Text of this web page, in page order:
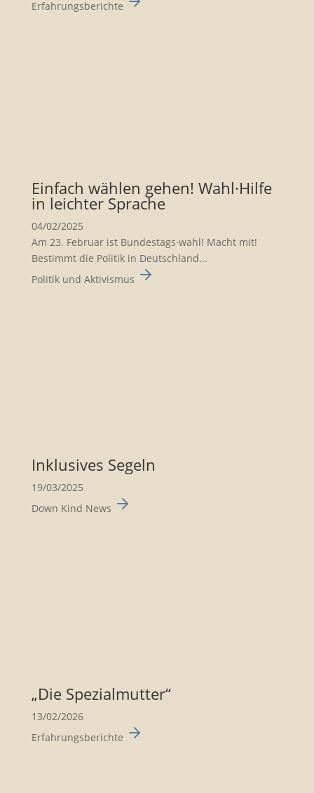
Erfahrungsberichte
Einfach wählen gehen! Wahl·Hilfe
in leichter Sprache
04/02/2025
Am 23. Februar ist Bundes­tags·wahl! Macht mit!
Bestimmt die Politik in Deutsch­land...
Politik und Aktivismus
Inklu­sives Segeln
19/03/2025
Down Kind News
„Die Spezi­al­mutter“
13/02/2026
Erfahrungsberichte